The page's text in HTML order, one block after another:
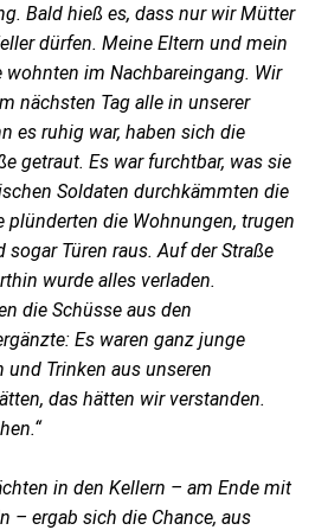
Bald hieß es, dass nur wir Mütter
dürfen. Meine Eltern und mein
im Nachbareingang. Wir
nächsten Tag alle in unserer
es ruhig war, haben sich die
getraut. Es war furchtbar, was sie
Soldaten durchkämmten die
plünderten die Wohnungen, trugen
Türen raus. Auf der Straße
wurde alles verladen.
die Schüsse aus den
Es waren ganz junge
und Trinken aus unseren
das hätten wir verstanden.
in den Kellern – am Ende mit
– ergab sich die Chance, aus